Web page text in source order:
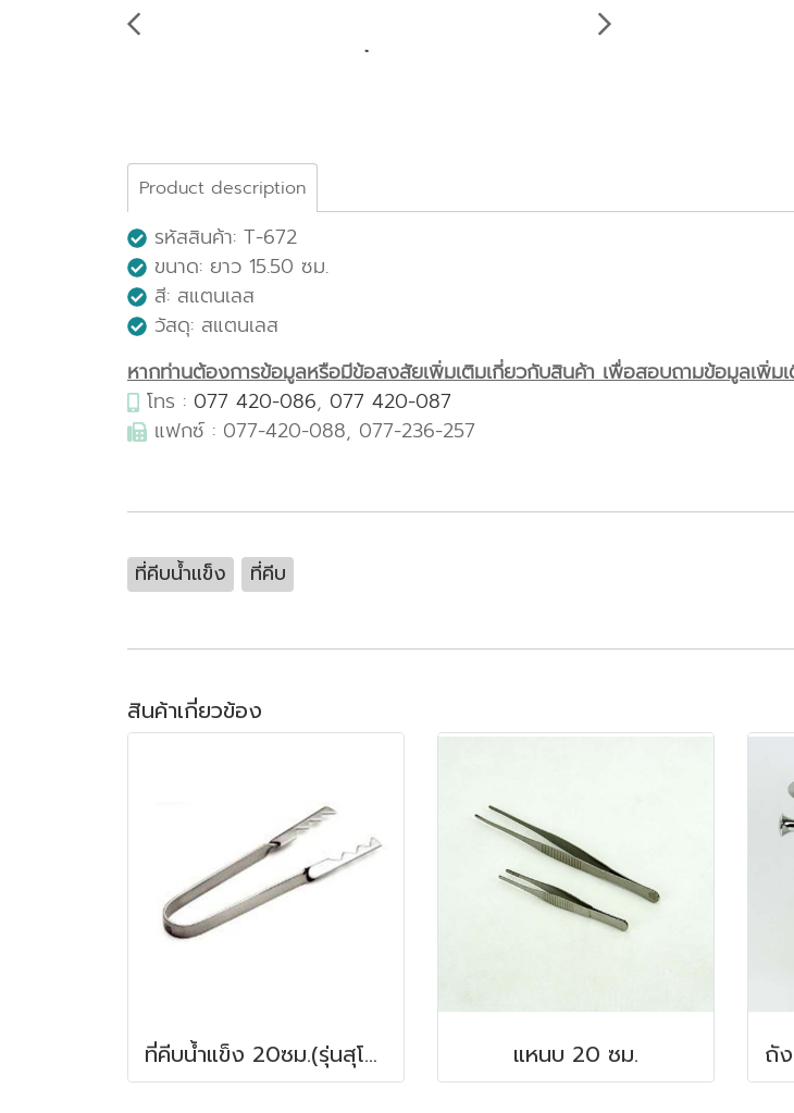
Product description
รหัสสินค้า: T-672
ขนาด: ยาว 15.50 ซม.
สี: สแตนเลส
วัสดุ: สแตนเลส
หากท่านต้องการข้อมูลหรือมีข้อสงสัยเพิ่มเติมเกี่ยวกับสินค้า เพื่อสอบถามข้อมูลเพิ่ม
โทร : 077 420-086, 077 420-087
แฟกซ์ : 077-420-088, 077-236-257
ที่คีบน้ำแข็ง ที่คีบ
สินค้าเกี่ยวข้อง
ที่คีบน้ำแข็ง 20ซม.(รุ่นสุโขทัย) แหนบ 20 ซม.